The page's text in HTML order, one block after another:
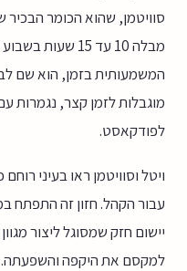
סוויטמן, שהוא הכומר
מבלה 10 עד 15
המשמעותית בזמן, הוא שם
מוגבלות לזמן קצר, נגמרות
לפודקאסט.
ויטל וסוויטמן ראו בעיני
עבור הקהל. חזון זה התפתח
יישום חזק שמסוגל ליצור
למקסם את היקפה והשפעתה.